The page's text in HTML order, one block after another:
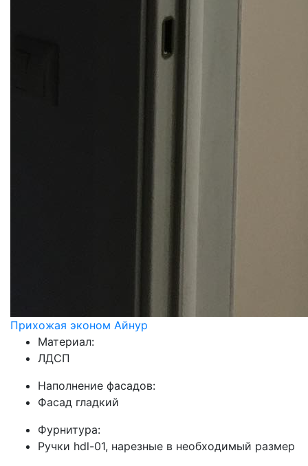
Прихожая эконом Айнур
Материал:
ЛДСП
Наполнение фасадов:
Фасад гладкий
Фурнитура:
Ручки hdl-01, нарезные в необходимый размер